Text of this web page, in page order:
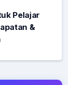
Pelajar
&